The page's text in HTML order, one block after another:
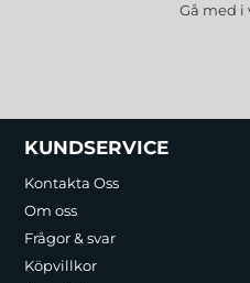
Gå med i
Sidfot Blandad
KUNDSERVICE
Kontakta Oss
Om oss
Frågor & svar
Köpvillkor